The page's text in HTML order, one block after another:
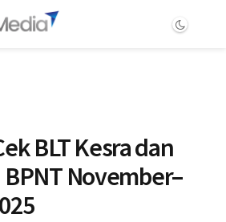
BLT Kesra dan
BPNT November–